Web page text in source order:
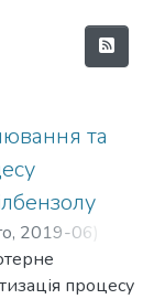
та
, 2019-06)
;Плашихін,
процесу